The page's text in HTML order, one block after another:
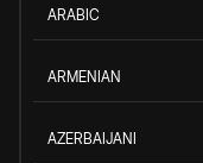
ARABIC
ARMENIAN
AZERBAIJANI